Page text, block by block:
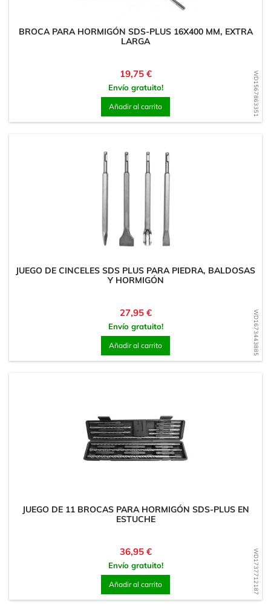
WD1567863351
BROCA PARA HORMIGÓN SDS-PLUS 16X400 MM, EXTRA
LARGA
Precio
19,75 €
Envío gratuito!
Añadir al carrito
WD1673443885
JUEGO DE CINCELES SDS PLUS PARA PIEDRA, BALDOSAS
Y HORMIGÓN
Precio
27,95 €
Envío gratuito!
Añadir al carrito
WD1737712187
JUEGO DE 11 BROCAS PARA HORMIGÓN SDS-PLUS EN
ESTUCHE
Precio
36,95 €
Envío gratuito!
Añadir al carrito